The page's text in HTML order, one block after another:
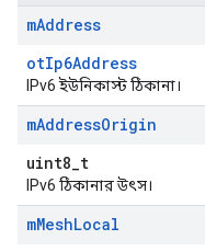
mAddress
otIp6Address
IPv6 ইউনিকাস্ট ঠিকানা।
mAddressOrigin
uint8_t
IPv6 ঠিকানার উৎস।
mMeshLocal